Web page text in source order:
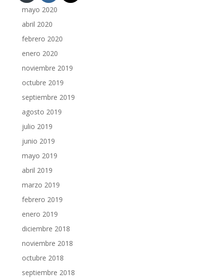
mayo 2020
abril 2020
febrero 2020
enero 2020
noviembre 2019
octubre 2019
septiembre 2019
agosto 2019
julio 2019
junio 2019
mayo 2019
abril 2019
marzo 2019
febrero 2019
enero 2019
diciembre 2018
noviembre 2018
octubre 2018
septiembre 2018